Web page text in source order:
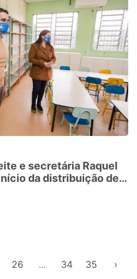
e secretária Raquel
da distribuição de
26 ... 34 35 ›